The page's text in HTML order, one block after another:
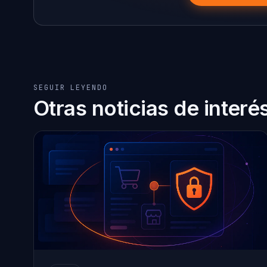
SEGUIR LEYENDO
Otras noticias de